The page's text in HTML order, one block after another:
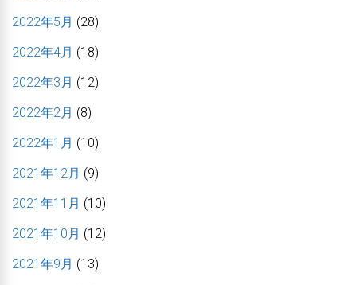
2022年5月 (28)
2022年4月 (18)
2022年3月 (12)
2022年2月 (8)
2022年1月 (10)
2021年12月 (9)
2021年11月 (10)
2021年10月 (12)
2021年9月 (13)